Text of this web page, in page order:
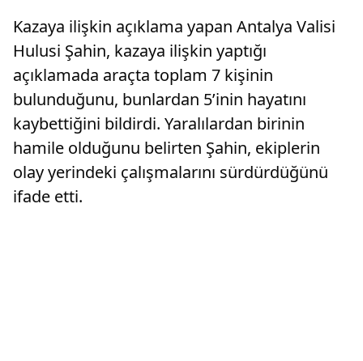
Kazaya ilişkin açıklama yapan Antalya Valisi
Hulusi Şahin, kazaya ilişkin yaptığı
açıklamada araçta toplam 7 kişinin
bulunduğunu, bunlardan 5’inin hayatını
kaybettiğini bildirdi. Yaralılardan birinin
hamile olduğunu belirten Şahin, ekiplerin
olay yerindeki çalışmalarını sürdürdüğünü
ifade etti.